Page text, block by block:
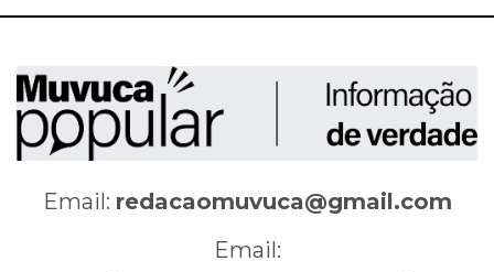
Email: redacaomuvuca@gmail.com
Email: